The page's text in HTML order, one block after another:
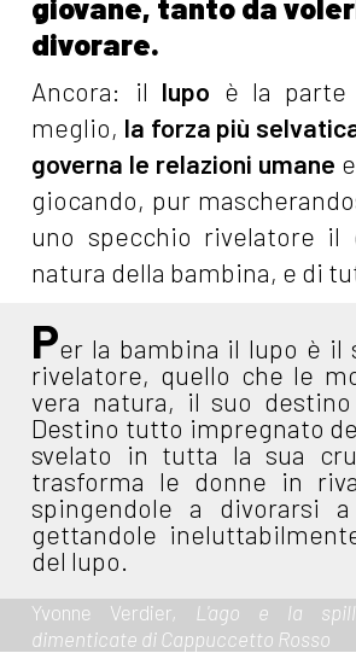
giovane, tanto da
divorare.
Ancora: il lupo è la parte
meglio, la forza più
governa le relazioni umane
giocando, pur
uno specchio rivelatore il
natura della bambina, e di
Per la bambina il lupo è il
rivelatore, quello che le
vera natura, il suo
Destino tutto impregnato
svelato in tutta la sua
trasforma le donne in
spingendole a divorarsi
gettandole
del lupo.
Yvonne Verdier,
L'ago e la
dimenticate di Cappuccetto Rosso